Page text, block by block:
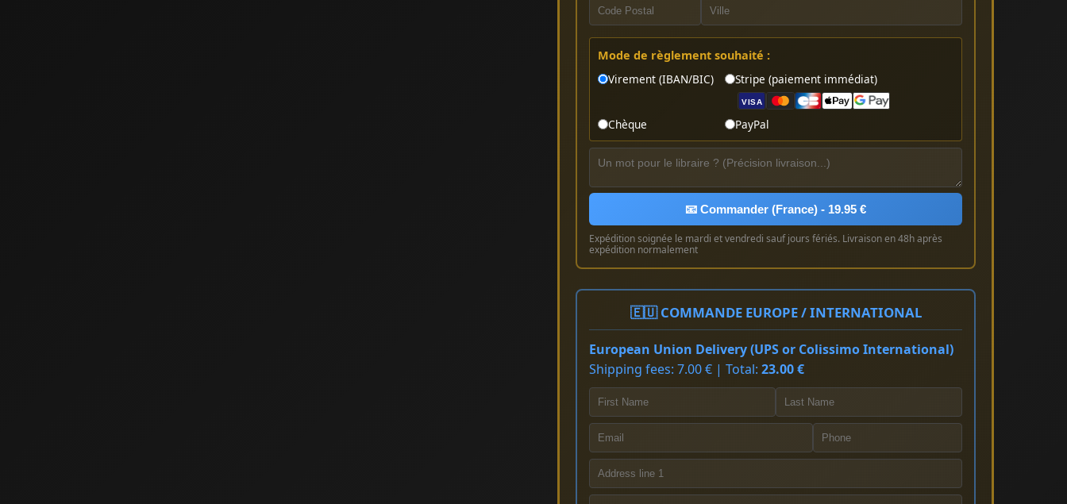
Mode de règlement souhaité :
Virement (IBAN/BIC)
Stripe (paiement immédiat)
VISA
Chèque PayPal
📧 Commander (France) - 19.95 €
Expédition soignée le mardi et vendredi sauf jours fériés. Livraison en 48h après
expédition normalement
🇪🇺 COMMANDE EUROPE / INTERNATIONAL
European Union Delivery (UPS or Colissimo International)
Shipping fees: 7.00 € | Total: 23.00 €